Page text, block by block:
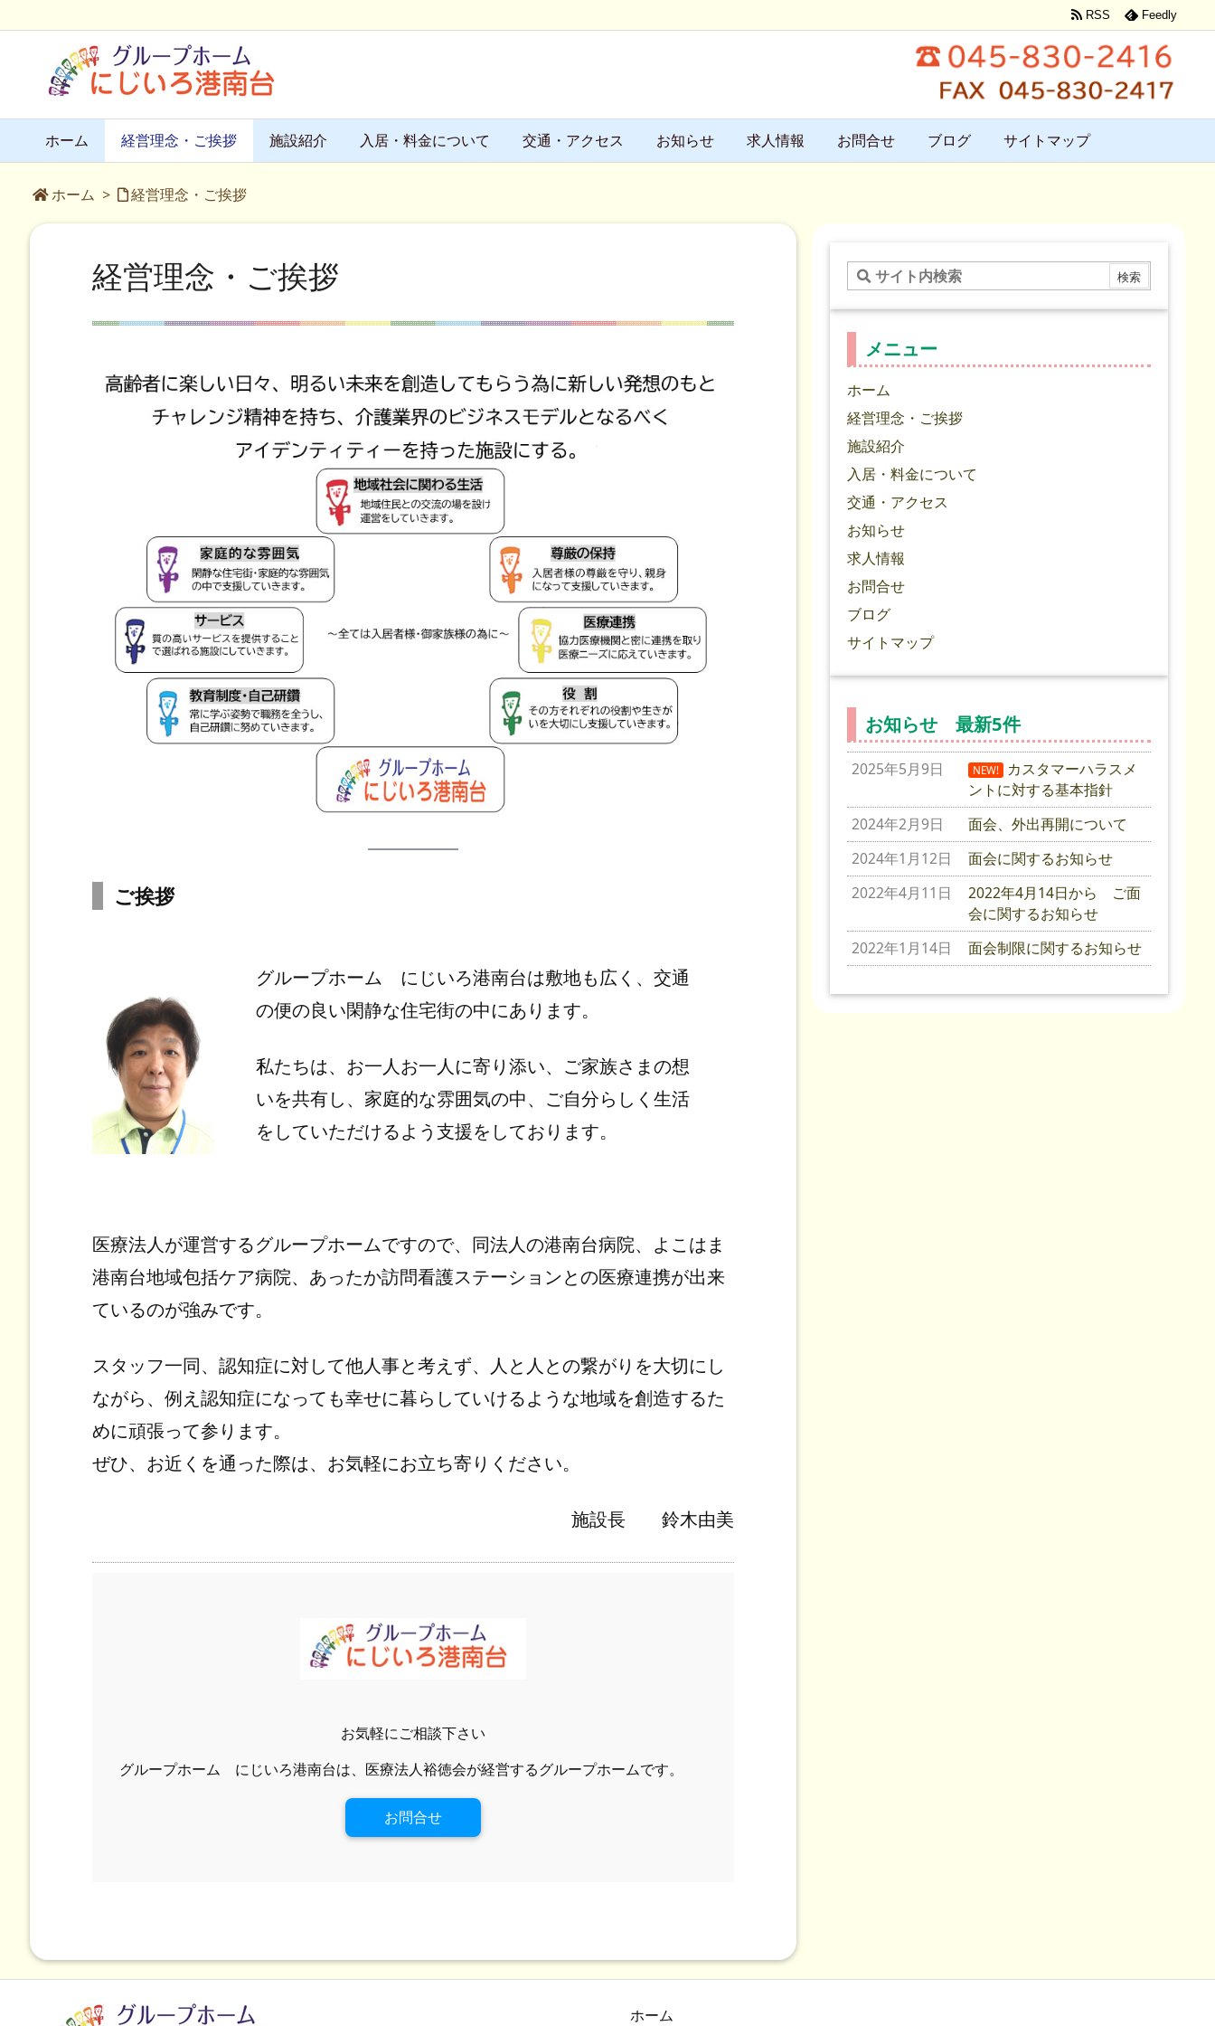
ホーム 経営理念・ご挨拶 施設紹介 入居・料金について 交通・アクセス お知らせ 求人情報 お問合せ ブログ サイトマップ
RSS Feedly
ホーム > 経営理念・ご挨拶
経営理念・ご挨拶
ご挨拶
グループホーム にじいろ港南台は敷地も広く、交通
の便の良い閑静な住宅街の中にあります。
私たちは、お一人お一人に寄り添い、ご家族さまの想
いを共有し、家庭的な雰囲気の中、ご自分らしく生活
をしていただけるよう支援をしております。
医療法人が運営するグループホームですので、同法人の港南台病院、よこはま
港南台地域包括ケア病院、あったか訪問看護ステーションとの医療連携が出来
ているのが強みです。
スタッフ一同、認知症に対して他人事と考えず、人と人との繋がりを大切にし
ながら、例え認知症になっても幸せに暮らしていけるような地域を創造するた
めに頑張って参ります。
ぜひ、お近くを通った際は、お気軽にお立ち寄りください。
施設長 鈴木由美
お気軽にご相談下さい
グループホーム にじいろ港南台は、医療法人裕徳会が経営するグループホームです。
お問合せ
メニュー
ホーム
経営理念・ご挨拶
施設紹介
入居・料金について
交通・アクセス
お知らせ
求人情報
お問合せ
ブログ
サイトマップ
お知らせ 最新5件
2025年5月9日 NEW! カスタマーハラスメ
ントに対する基本指針
2024年2月9日
面会、外出再開について
2024年1月12日
面会に関するお知らせ
2022年4月11日
2022年4月14日から ご面
会に関するお知らせ
2022年1月14日
面会制限に関するお知らせ
ホーム